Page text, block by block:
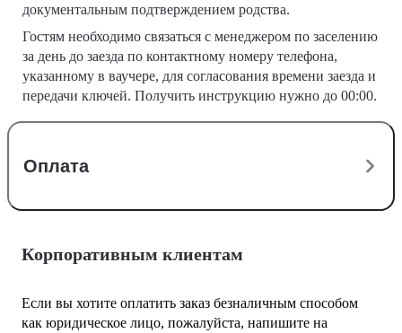
документальным подтверждением родства.
Гостям необходимо связаться с менеджером по заселению
за день до заезда по контактному номеру телефона,
указанному в ваучере, для согласования времени заезда и
передачи ключей. Получить инструкцию нужно до 00:00.
Оплата
Корпоративным клиентам
Если вы хотите оплатить заказ безналичным способом
как юридическое лицо, пожалуйста, напишите на